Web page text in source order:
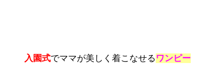
入園式でママが美しく着こなせる ワンピー